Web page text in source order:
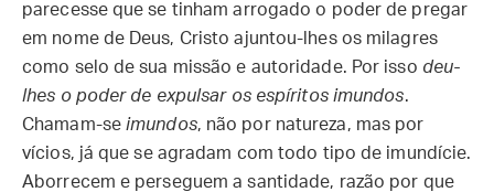
parecesse que se tinham arrogado o poder de pregar
em nome de Deus, Cristo ajuntou-lhes os milagres
como selo de sua missão e autoridade. Por isso deu-
lhes o poder de expulsar os espíritos imundos.
Chamam-se imundos, não por natureza, mas por
vícios, já que se agradam com todo tipo de imundície.
Aborrecem e perseguem a santidade, razão por que